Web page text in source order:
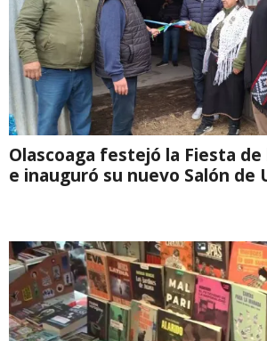
Olascoaga festejó la Fiesta de
e inauguró su nuevo Salón de